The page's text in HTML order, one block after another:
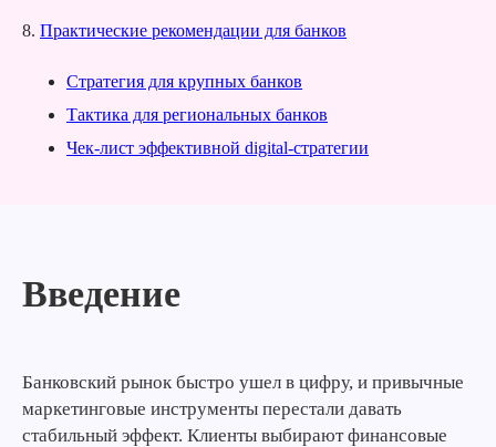
8. Практические рекомендации для банков
Стратегия для крупных банков
Тактика для региональных банков
Чек-лист эффективной digital-стратегии
Введение
Банковский рынок быстро ушел в цифру, и привычные
маркетинговые инструменты перестали давать
стабильный эффект. Клиенты выбирают финансовые